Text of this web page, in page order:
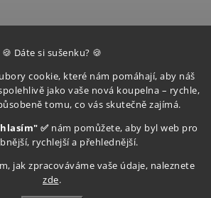
🍪 Dáte si sušenku? 🍪
cookie, které nám pomáhají, aby náš
jako vaše nová koupelna – rychle,
tomu, co vás skutečně zajímá.
✅ nám pomůžete, aby byl web pro
rychlejší a přehlednější.
jak zpracováváme vaše údaje, naleznete
zde.